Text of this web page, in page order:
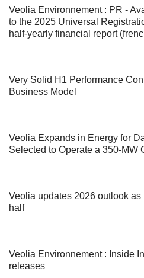
Veolia Environnement : PR -
to the 2025 Universal
half-yearly financial report
Very Solid H1 Performance
Business Model
Veolia Expands in Energy for
Selected to Operate a 350-MW
Veolia updates 2026 outlook
half
Veolia Environnement : Inside
releases